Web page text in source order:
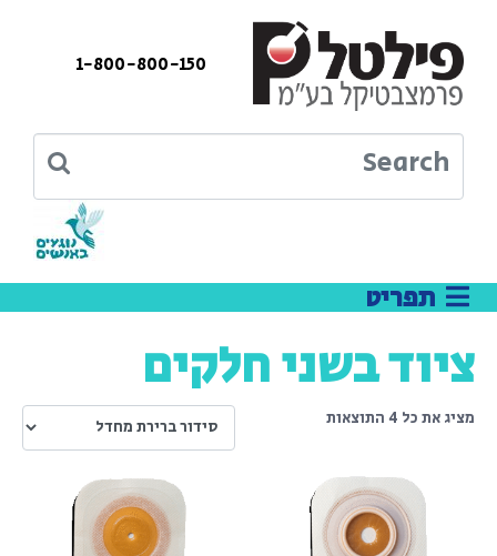
1-800-800-150
ציוד בשני חלקים
מציג את כל 4 התוצאות